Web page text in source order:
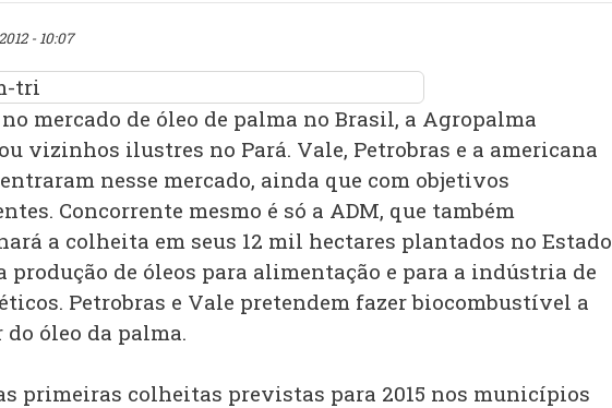
- 10:07
mercado de óleo de palma no Brasil, a Agropalma
vizinhos ilustres no Pará. Vale, Petrobras e a americana
nesse mercado, ainda que com objetivos
Concorrente mesmo é só a ADM, que também
a colheita em seus 12 mil hectares plantados no Estado
produção de óleos para alimentação e para a indústria de
Petrobras e Vale pretendem fazer biocombustível a
óleo da palma.
primeiras colheitas previstas para 2015 nos municípios